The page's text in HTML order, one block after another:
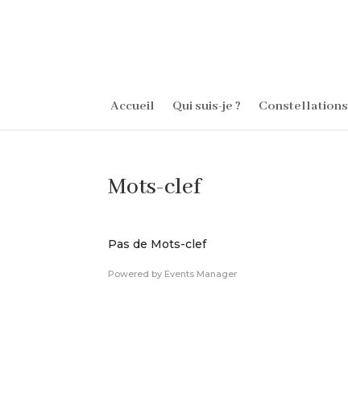
Accueil Qui suis-je ? Constellations
Mots-clef
Pas de Mots-clef
Powered by Events Manager